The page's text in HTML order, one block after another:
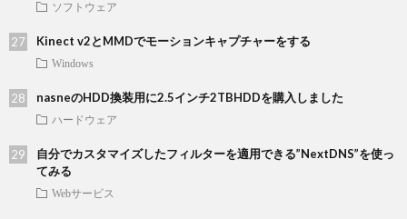
ソフトウェア
Kinect v2とMMDでモーションキャプチャーをする
Windows
nasneのHDD換装用に2.5インチ2TBHDDを購入しました
ハードウェア
自分でカスタマイズしたフィルターを適用できる”NextDNS”を使っ
てみる
Webサービス